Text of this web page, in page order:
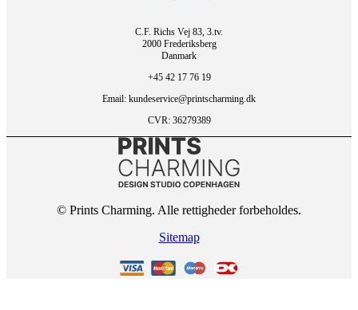
C.F. Richs Vej 83, 3.tv.
2000 Frederiksberg
Danmark
+45 42 17 76 19
Email: kundeservice@printscharming.dk
CVR: 36279389
© Prints Charming. Alle rettigheder forbeholdes.
Sitemap